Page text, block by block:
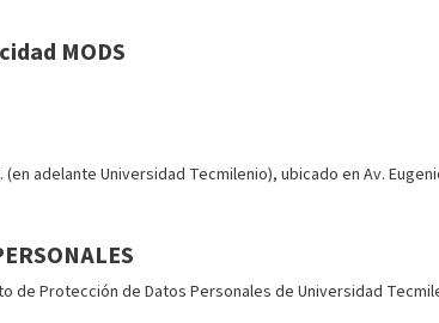
MODS
adelante Universidad Tecmilenio), ubicado en Av.
de Protección de Datos Personales de Universidad